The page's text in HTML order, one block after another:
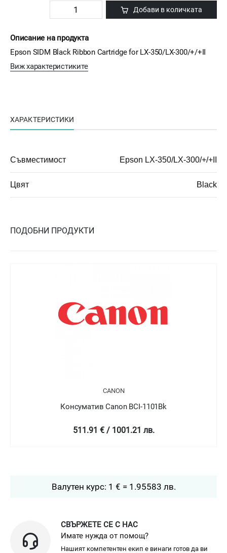
Добави в количката
Описание на продукта
Epson SIDM Black Ribbon Cartridge for LX-350/LX-300/+/+II
Виж характеристиките
ХАРАКТЕРИСТИКИ
Съвместимост Epson LX-350/LX-300/+/+II
Цвят Black
ПОДОБНИ ПРОДУКТИ
CANON
Консуматив Canon BCI-1101Bk
511.91 € / 1001.21 лв.
Валутен курс: 1 € = 1.95583 лв.
СВЪРЖЕТЕ СЕ С НАС
Имате нужда от помощ?
Нашият компетентен екип е винаги готов да ви